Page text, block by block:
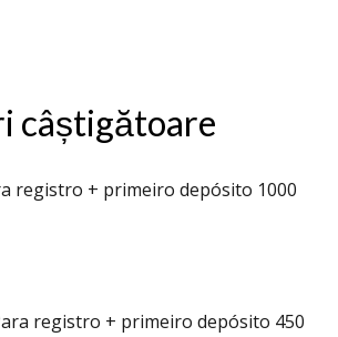
câștigătoare
registro + primeiro depósito 1000
registro + primeiro depósito 450